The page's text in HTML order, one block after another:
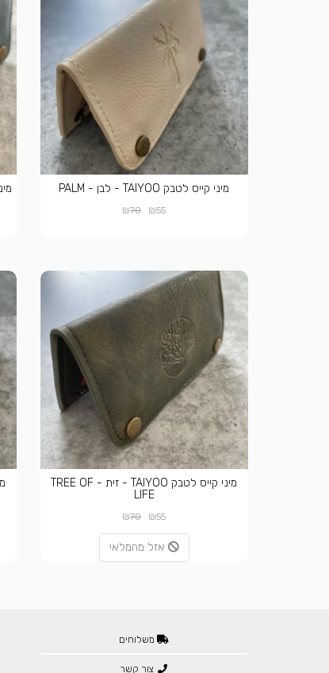
מיני קייס לטבק TAIYOO - לבן - PALM
₪55
₪70
מיני קייס לטבק TAIYOO - זית - TREE OF
LIFE
₪55
₪70
אזל מהמלאי
משלוחים
צור קשר